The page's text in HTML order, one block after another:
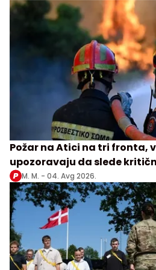
Požar na Atici na tri fronta,
upozoravaju da slede
M. M. - 04. Avg 2026.